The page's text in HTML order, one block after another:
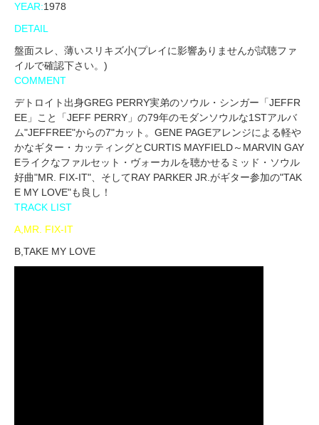
YEAR:1978
DETAIL
盤面スレ、薄いスリキズ小(プレイに影響ありませんが試聴ファ
イルで確認下さい。)
COMMENT
デトロイト出身GREG PERRY実弟のソウル・シンガー「JEFFR
EE」こと「JEFF PERRY」の79年のモダンソウルな1STアルバ
ム"JEFFREE"からの7"カット。GENE PAGEアレンジによる軽や
かなギター・カッティングとCURTIS MAYFIELD～MARVIN GAY
Eライクなファルセット・ヴォーカルを聴かせるミッド・ソウル
好曲"MR. FIX-IT"、そしてRAY PARKER JR.がギター参加の"TAK
E MY LOVE"も良し！
TRACK LIST
A,MR. FIX-IT
B,TAKE MY LOVE